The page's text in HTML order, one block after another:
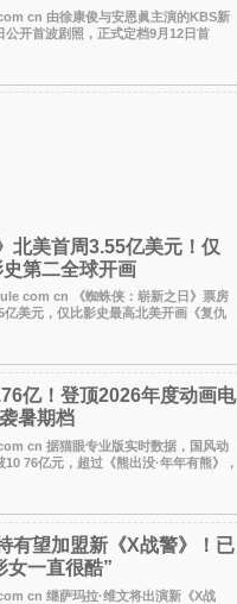
演的KBS新
公开首波剧照，正式定档9月12日首
肩而坐，眼神中流露出复杂而微
北美首周3.55亿美元！仅
第二全球开画
cn 《蜘蛛侠：崭新之日》票房
美元，仅比影史最高北美开画《复仇
元少200万出头，精报调整后仍
亿！登顶2026年度动画电
暑期档
cn 据猫眼专业版实时数据，国风动
76亿元，超过《熊出没·年年有熊》，
。该片自暑期档登陆院线以
有望加盟新《X战警》！已
女一直很酷”
cn 继萨玛拉·维文将出演新《X战